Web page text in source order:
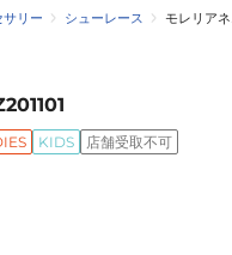
リー シューレース モレリア
KIDS 店舗受取不可